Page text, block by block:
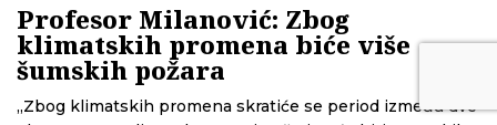
Profesor Milanović: Zbog
klimatskih promena biće više
šumskih požara
„Zbog klimatskih promena skratiće se period između dve